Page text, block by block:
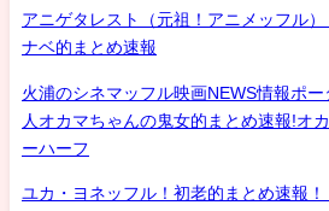
アニゲタレスト（元祖！アニメッフル
ナベ的まとめ速報
火浦のシネマッフル映画NEWS情報ポ
人オカマちゃんの鬼女的まとめ速報!オ
ーハーフ
ユカ・ヨネッフル！初老的まとめ速報